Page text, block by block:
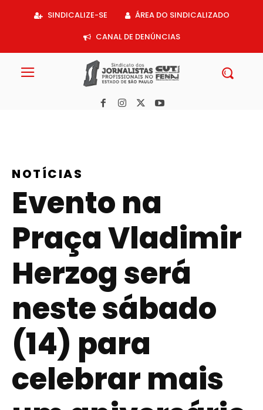
SINDICALIZE-SE
ÁREA DO SINDICALIZADO
CANAL DE DENÚNCIAS
NOTÍCIAS
Evento na
Praça Vladimir
Herzog será
neste sábado
(14) para
celebrar mais